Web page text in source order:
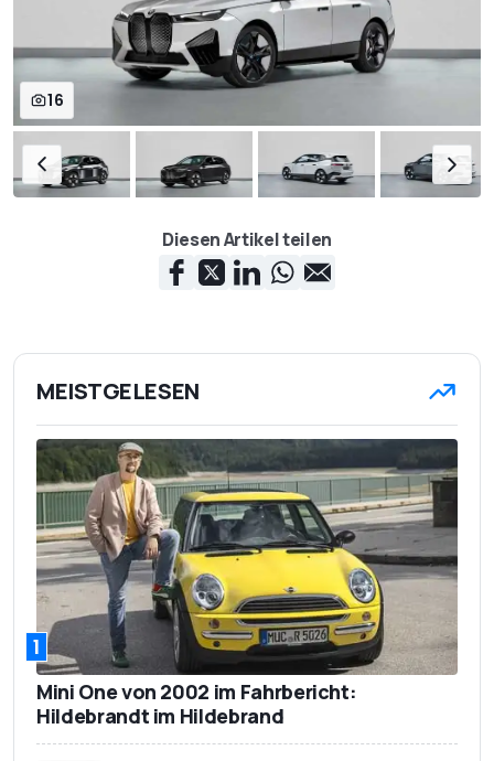
16
Diesen Artikel teilen
MEISTGELESEN
1
Mini One von 2002 im Fahrbericht:
Hildebrandt im Hildebrand